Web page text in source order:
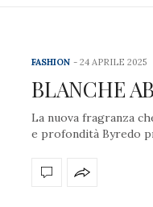
FASHION 24 APRILE 2025
BLANCHE
La nuova fragranza
e profondità Byredo